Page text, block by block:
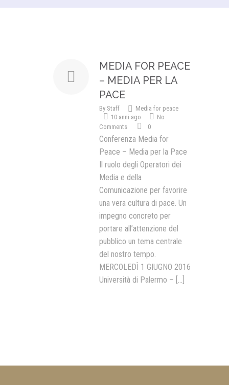
ALLA PACE
IN CLASSE PER LA PACE
MEDIA FOR PEACE
ATTIVITÀ IN CANTIERE
MEDIA FOR PEACE
– MEDIA PER LA
PACE
By Staff
Media for peace
10 anni ago
No
Comments
0
Conferenza Media for
Peace – Media per la Pace
Il ruolo degli Operatori dei
Media e della
Comunicazione per favorire
una vera cultura di pace. Un
impegno concreto per
portare all’attenzione del
pubblico un tema centrale
del nostro tempo.
MERCOLEDÌ 1 GIUGNO 2016
Università di Palermo – [...]